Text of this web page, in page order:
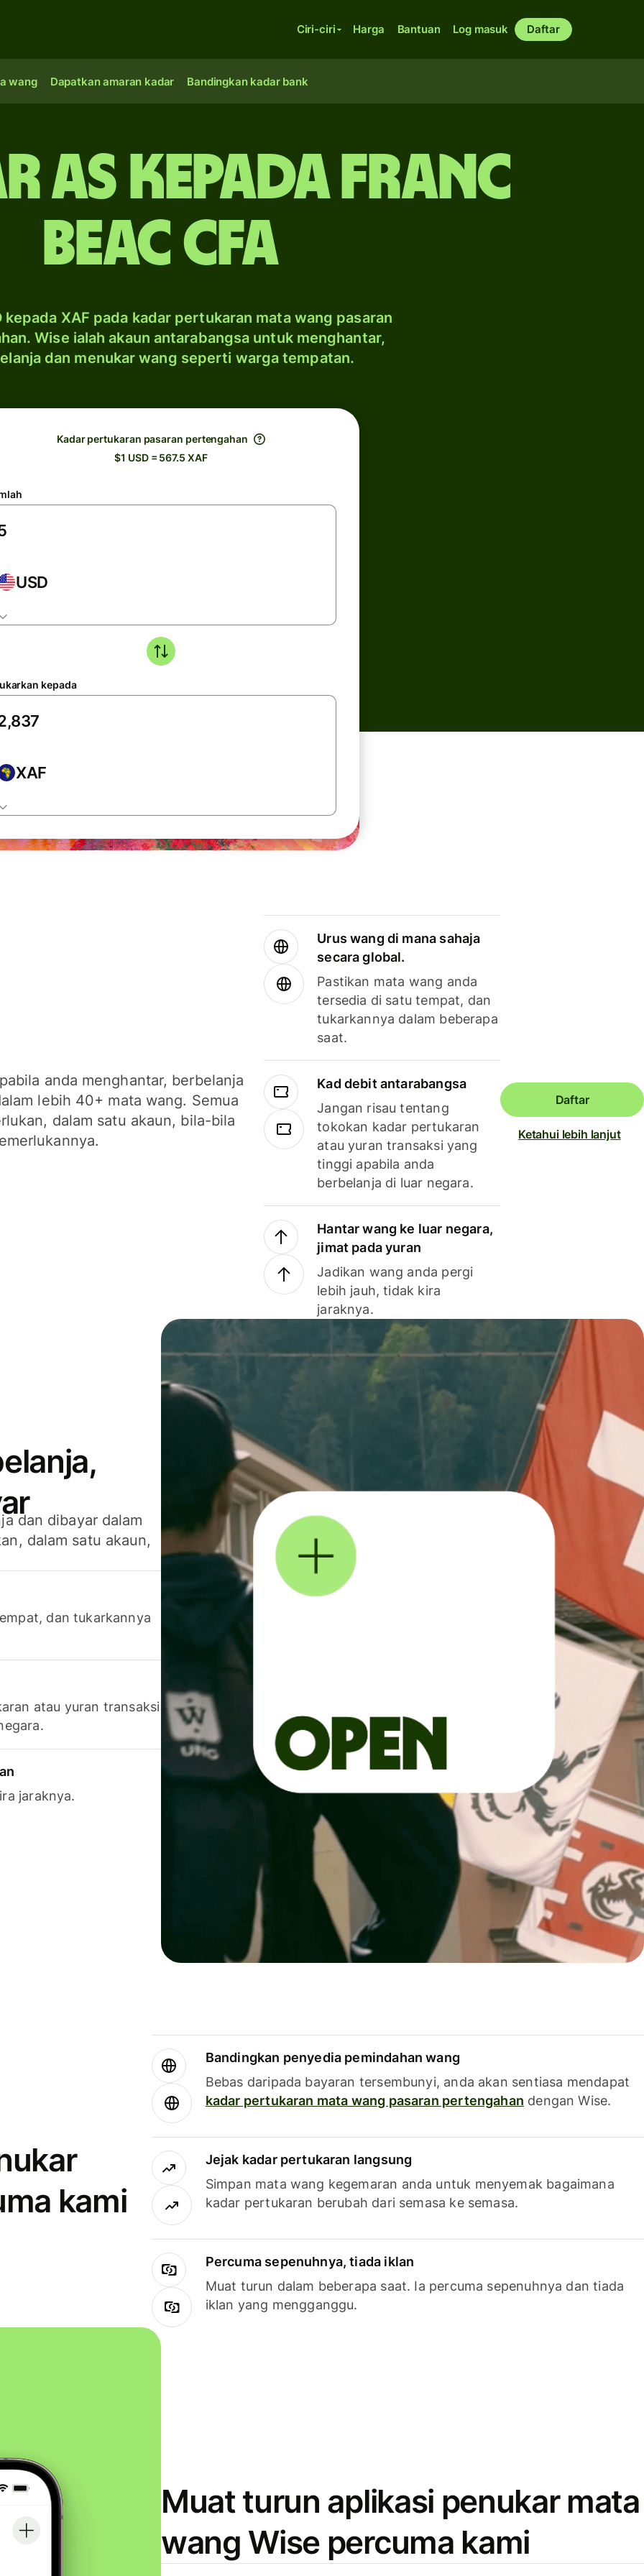
Ciri-ciri Harga Bantuan Log masuk Daftar
wang Dapatkan amaran kadar Bandingkan kadar bank
AS kepada franc
beac CFA
kepada XAF pada kadar pertukaran mata wang pasaran
Wise ialah akaun antarabangsa untuk menghantar,
dan menukar wang seperti warga tempatan.
Kadar pertukaran pasaran pertengahan
$1 USD = 567.5 XAF
USD
kepada
XAF
anda menghantar, berbelanja
lebih 40+ mata wang. Semua
dalam satu akaun, bila-bila
Urus wang di mana sahaja
secara global.
Pastikan mata wang anda
tersedia di satu tempat, dan
tukarkannya dalam beberapa
saat.
Kad debit antarabangsa
Jangan risau tentang
tokokan kadar pertukaran
atau yuran transaksi yang
tinggi apabila anda
berbelanja di luar negara.
Hantar wang ke luar negara,
jimat pada yuran
Jadikan wang anda pergi
lebih jauh, tidak kira
jaraknya.
Daftar
Ketahui lebih lanjut
dan dibayar dalam
dalam satu akaun,
dan tukarkannya
atau yuran transaksi
jaraknya.
kami
Bandingkan penyedia pemindahan wang
Bebas daripada bayaran tersembunyi, anda akan sentiasa mendapat
kadar pertukaran mata wang pasaran pertengahan dengan Wise.
Jejak kadar pertukaran langsung
Simpan mata wang kegemaran anda untuk menyemak bagaimana
kadar pertukaran berubah dari semasa ke semasa.
Percuma sepenuhnya, tiada iklan
Muat turun dalam beberapa saat. Ia percuma sepenuhnya dan tiada
iklan yang mengganggu.
Muat turun aplikasi penukar mata
wang Wise percuma kami